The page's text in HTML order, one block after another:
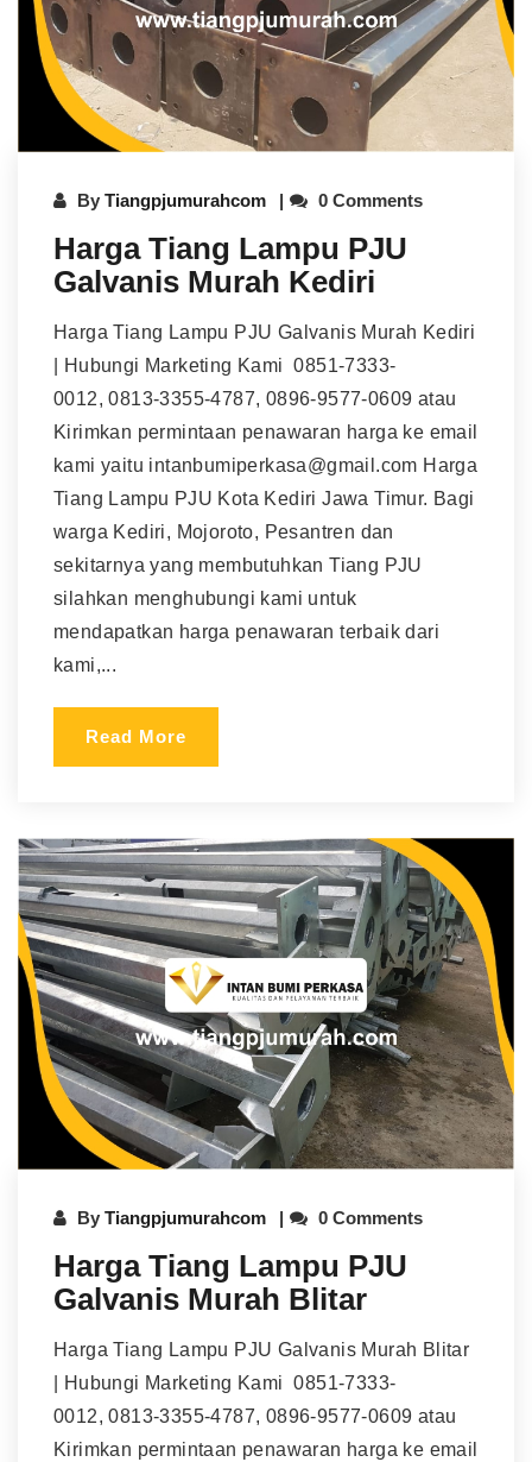
By Tiangpjumurahcom 0 Comments
Harga Tiang Lampu PJU
Galvanis Murah Kediri
Harga Tiang Lampu PJU Galvanis Murah Kediri
| Hubungi Marketing Kami 0851-7333-
0012, 0813-3355-4787, 0896-9577-0609 atau
Kirimkan permintaan penawaran harga ke email
kami yaitu intanbumiperkasa@gmail.com Harga
Tiang Lampu PJU Kota Kediri Jawa Timur. Bagi
warga Kediri, Mojoroto, Pesantren dan
sekitarnya yang membutuhkan Tiang PJU
silahkan menghubungi kami untuk
mendapatkan harga penawaran terbaik dari
kami,...
Read More
By Tiangpjumurahcom 0 Comments
Harga Tiang Lampu PJU
Galvanis Murah Blitar
Harga Tiang Lampu PJU Galvanis Murah Blitar
| Hubungi Marketing Kami 0851-7333-
0012, 0813-3355-4787, 0896-9577-0609 atau
Kirimkan permintaan penawaran harga ke email